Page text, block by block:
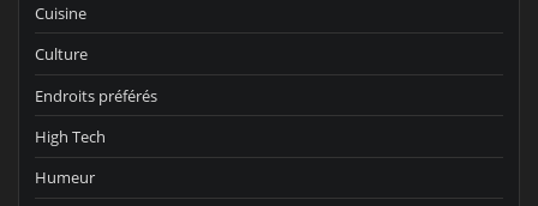
Cuisine
Culture
Endroits préférés
High Tech
Humeur